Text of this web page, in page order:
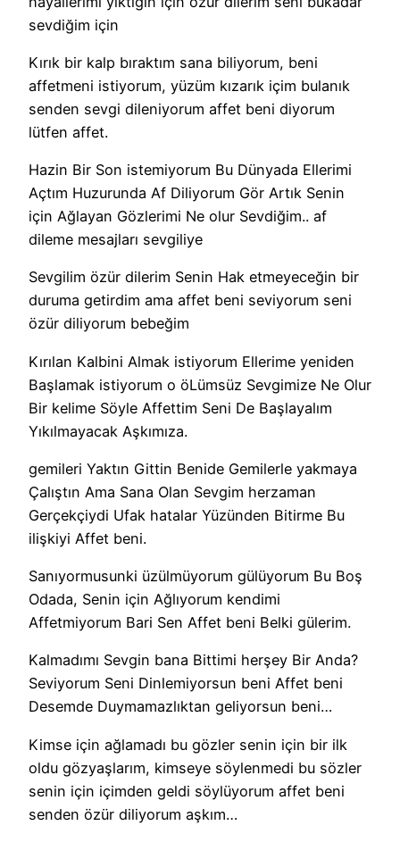
sevdiğim için
Kırık bir kalp bıraktım sana biliyorum, beni
affetmeni istiyorum, yüzüm kızarık içim bulanık
senden sevgi dileniyorum affet beni diyorum
lütfen affet.
Hazin Bir Son istemiyorum Bu Dünyada Ellerimi
Açtım Huzurunda Af Diliyorum Gör Artık Senin
için Ağlayan Gözlerimi Ne olur Sevdiğim.. af
dileme mesajları sevgiliye
Sevgilim özür dilerim Senin Hak etmeyeceğin bir
duruma getirdim ama affet beni seviyorum seni
özür diliyorum bebeğim
Kırılan Kalbini Almak istiyorum Ellerime yeniden
Başlamak istiyorum o öLümsüz Sevgimize Ne Olur
Bir kelime Söyle Affettim Seni De Başlayalım
Yıkılmayacak Aşkımıza.
gemileri Yaktın Gittin Benide Gemilerle yakmaya
Çalıştın Ama Sana Olan Sevgim herzaman
Gerçekçiydi Ufak hatalar Yüzünden Bitirme Bu
ilişkiyi Affet beni.
Sanıyormusunki üzülmüyorum gülüyorum Bu Boş
Odada, Senin için Ağlıyorum kendimi
Affetmiyorum Bari Sen Affet beni Belki gülerim.
Kalmadımı Sevgin bana Bittimi herşey Bir Anda?
Seviyorum Seni Dinlemiyorsun beni Affet beni
Desemde Duymamazlıktan geliyorsun beni…
Kimse için ağlamadı bu gözler senin için bir ilk
oldu gözyaşlarım, kimseye söylenmedi bu sözler
senin için içimden geldi söylüyorum affet beni
senden özür diliyorum aşkım…